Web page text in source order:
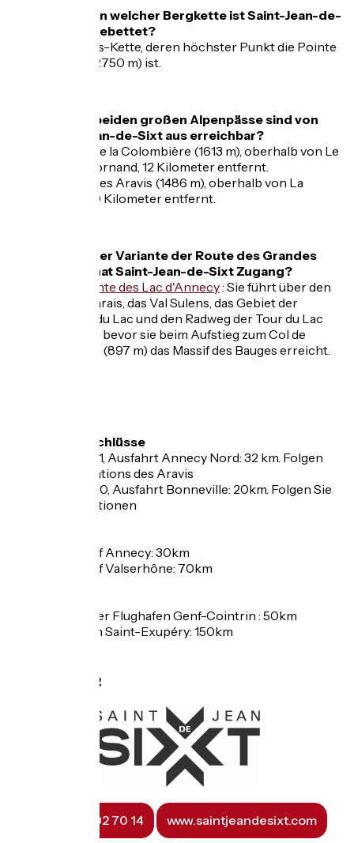
Im Herzen welcher Bergkette ist Saint-Jean-de-
Sixt eingebettet?
Die Aravis-Kette, deren höchster Punkt die Pointe
Percée (2750 m) ist.
Welche beiden großen Alpenpässe sind von
Saint-Jean-de-Sixt aus erreichbar?
Der Col de la Colombière (1613 m), oberhalb von Le
Grand-Bornand, 12 Kilometer entfernt.
Der Col des Aravis (1486 m), oberhalb von La
Clusaz, 10 Kilometer entfernt.
Zu welcher Variante der Route des Grandes
Alpes® hat Saint-Jean-de-Sixt Zugang?
Variante des Lac d'Annecy: Sie führt über den
Col du Marais, das Val Sulens, das Gebiet der
Sources du Lac und den Radweg der Tour du Lac
d'Annecy, bevor sie beim Aufstieg zum Col de
Leschaux (897 m) das Massif des Bauges erreicht.
Autobahnanschlüsse
- Autobahn A41, Ausfahrt Annecy Nord: 32 km. Folgen
Sie Thônes, stations des Aravis
- Autobahn A40, Ausfahrt Bonneville: 20km. Folgen Sie
den Aravis-Stationen
- TGV-Bahnhof Annecy: 30km
- TGV-Bahnhof Valserhône: 70km
- Internationaler Flughafen Genf-Cointrin : 50km
Flughafen Lyon Saint-Exupéry: 150km
Kontakte
☎ 04 50 02 70 14 www.saintjeandesixt.com